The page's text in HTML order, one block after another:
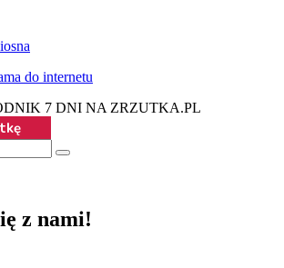
7 DNI NA ZRZUTKA.PL
z nami!